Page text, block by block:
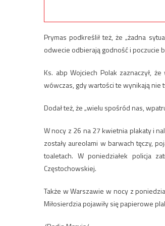
Prymas podkreślił też, że „żadna
odwecie odbierają godność i poczucie
Ks. abp Wojciech Polak zaznaczył,
wówczas, gdy wartości te wynikają nie
Dodał też, że „wielu spośród nas,
W nocy z 26 na 27 kwietnia plakaty i
zostały aureolami w barwach tęczy,
toaletach. W poniedziałek policja
Częstochowskiej.
Także w Warszawie w nocy z
Miłosierdzia pojawiły się papierowe